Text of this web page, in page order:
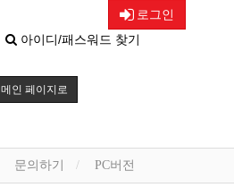
로그인
아이디/패스워드 찾기
메인 페이지로
문의하기 PC버전